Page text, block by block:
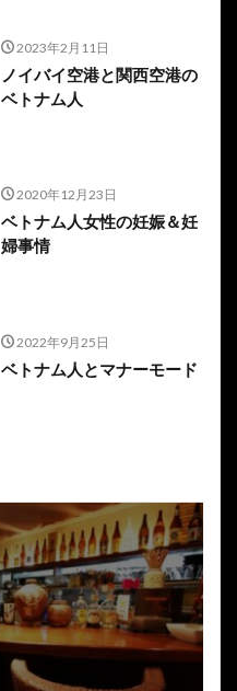
2023年2月11日
ノイバイ空港と関西空港の
ベトナム人
2020年12月23日
ベトナム人女性の妊娠＆妊
婦事情
2022年9月25日
ベトナム人とマナーモード